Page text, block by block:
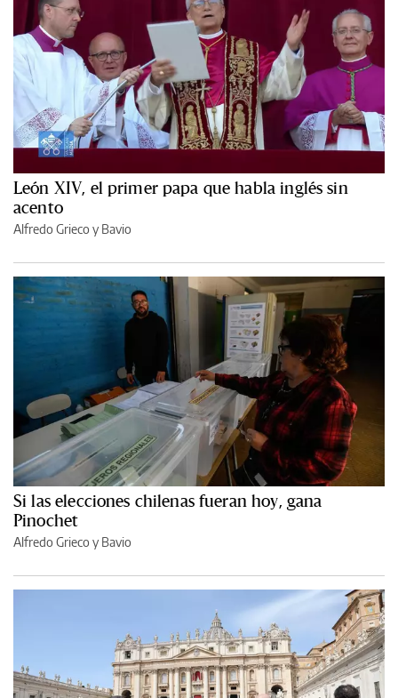
León XIV, el primer papa que habla inglés sin
acento
Alfredo Grieco y Bavio
Si las elecciones chilenas fueran hoy, gana
Pinochet
Alfredo Grieco y Bavio